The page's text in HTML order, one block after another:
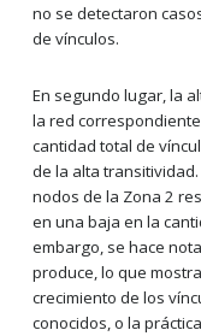
no se detectaron
de vínculos.
En segundo lugar, la
la red
cantidad total de
de la alta
nodos de la Zona 2
en una baja en la
embargo, se hace
produce, lo que
crecimiento de los
conocidos, o la